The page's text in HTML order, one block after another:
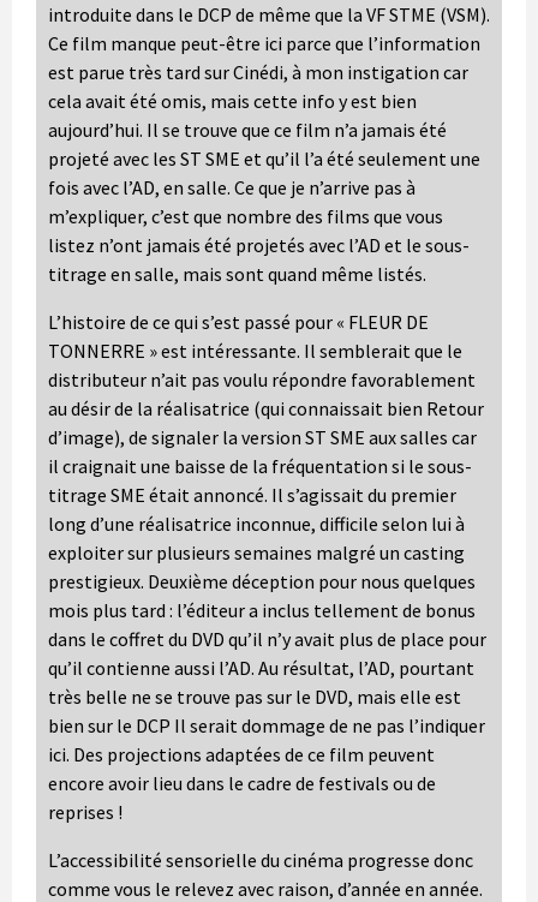
introduite dans le DCP de même que la VF STME (VSM).
Ce film manque peut-être ici parce que l’information
est parue très tard sur Cinédi, à mon instigation car
cela avait été omis, mais cette info y est bien
aujourd’hui. Il se trouve que ce film n’a jamais été
projeté avec les ST SME et qu’il l’a été seulement une
fois avec l’AD, en salle. Ce que je n’arrive pas à
m’expliquer, c’est que nombre des films que vous
listez n’ont jamais été projetés avec l’AD et le sous-
titrage en salle, mais sont quand même listés.
L’histoire de ce qui s’est passé pour « FLEUR DE
TONNERRE » est intéressante. Il semblerait que le
distributeur n’ait pas voulu répondre favorablement
au désir de la réalisatrice (qui connaissait bien Retour
d’image), de signaler la version ST SME aux salles car
il craignait une baisse de la fréquentation si le sous-
titrage SME était annoncé. Il s’agissait du premier
long d’une réalisatrice inconnue, difficile selon lui à
exploiter sur plusieurs semaines malgré un casting
prestigieux. Deuxième déception pour nous quelques
mois plus tard : l’éditeur a inclus tellement de bonus
dans le coffret du DVD qu’il n’y avait plus de place pour
qu’il contienne aussi l’AD. Au résultat, l’AD, pourtant
très belle ne se trouve pas sur le DVD, mais elle est
bien sur le DCP Il serait dommage de ne pas l’indiquer
ici. Des projections adaptées de ce film peuvent
encore avoir lieu dans le cadre de festivals ou de
reprises !
L’accessibilité sensorielle du cinéma progresse donc
comme vous le relevez avec raison, d’année en année.